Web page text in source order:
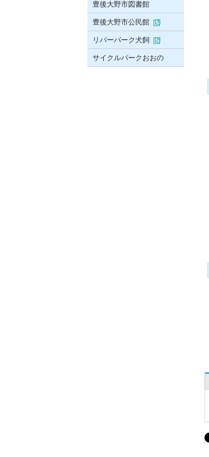
豊後大野市図書館
豊後大野市公民館
リバーパーク犬飼
サイクルパークおおの